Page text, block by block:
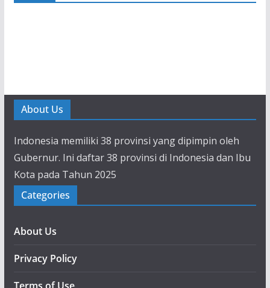
About Us
Indonesia memiliki 38 provinsi yang dipimpin oleh
Gubernur. Ini daftar 38 provinsi di Indonesia dan Ibu
Kota pada Tahun 2025
Categories
About Us
Privacy Policy